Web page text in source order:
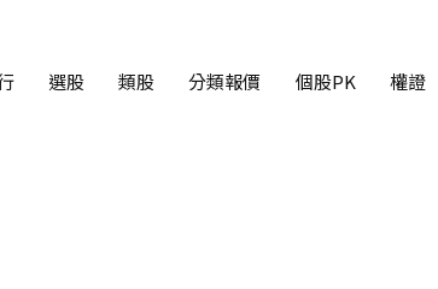
選股 類股 分類報價 個股PK 權證